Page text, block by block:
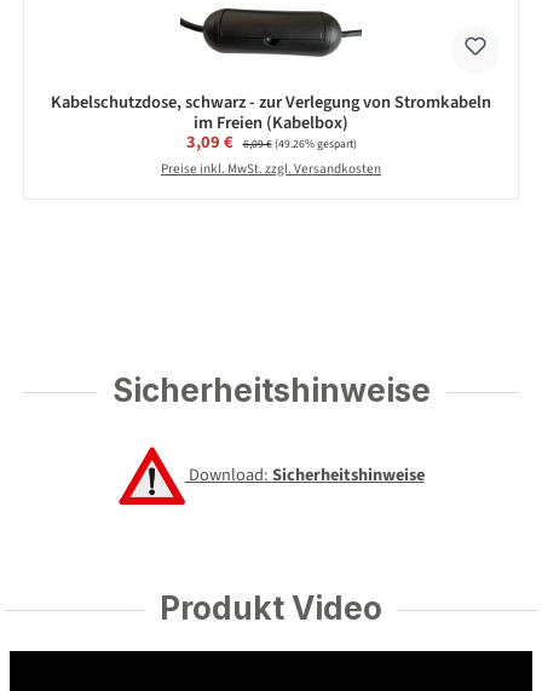
Kabelschutzdose, schwarz - zur Verlegung von Stromkabeln
im Freien (Kabelbox)
Verkaufspreis:
3,09 € Regulärer Preis:
6,09 €(49.26% gespart)
Preise inkl. MwSt. zzgl. Versandkosten
Sicherheitshinweise
Download:Sicherheitshinweise
Produkt Video